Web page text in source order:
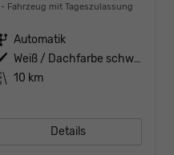
Fahrzeug mit Tageszulassung
Getriebe Automatik
Außenfarbe
Weiß / Dachfarbe schwarz
Kilometerstand 10 km
Details